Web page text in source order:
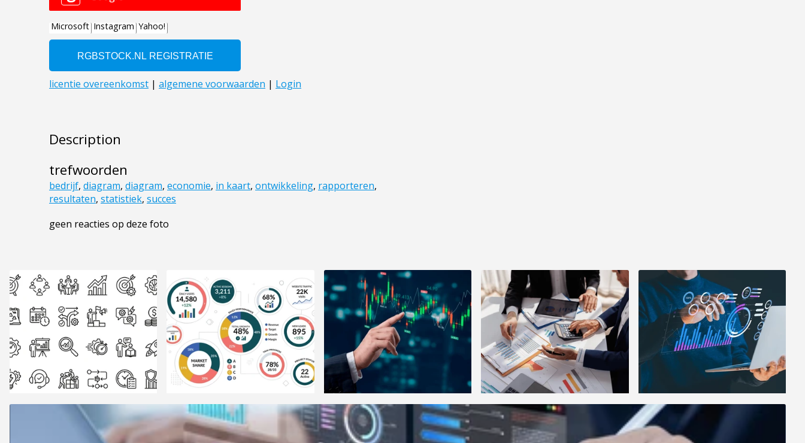
Description
trefwoorden
bedrijf, diagram, diagram, economie, in kaart, ontwikkeling, rapporteren,
resultaten, statistiek, succes
geen reacties op deze foto